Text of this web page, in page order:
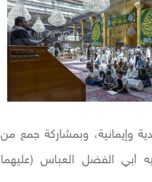
وإيمانية، وبمشاركة جمع من
أبي الفضل العباس (عليهما